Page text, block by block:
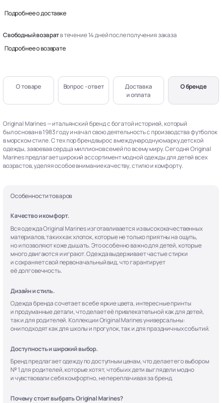
Подробнее о доставке
Свободный возвратв течение 14 дней после получения заказа
Подробнее о возврате
О товаре Вопрос - ответ
Доставка
и оплата
О бренде
Original Marines — итальянский бренд с богатой историей, который
был основан в 1983 году и начал свою деятельность с производства футболок
в морском стиле. С тех пор бренд вырос в международную марку детской
одежды, завоевав сердца миллионов семей по всему миру. Сегодня Original
Marines предлагает широкий ассортимент модной одежды для детей всех
возрастов, уделяя особое внимание качеству, стилю и комфорту.
Особенности товаров
Качество и комфорт.
Вся одежда Original Marines изготавливается из высококачественных
материалов, таких как хлопок, которые не только приятны на ощупь,
но и позволяют коже дышать. Это особенно важно для детей, которые
много двигаются и играют. Одежда выдерживает частые стирки
и сохраняет свой первоначальный вид, что гарантирует
её долговечность.
Дизайн и стиль.
Одежда бренда сочетает в себе яркие цвета, интересные принты
и продуманные детали, что делает её привлекательной как для детей,
так и для родителей. Коллекции Original Marines универсальны:
они подходят как для школы и прогулок, так и для праздничных событий.
Доступность и широкий выбор.
Бренд предлагает одежду по доступным ценам, что делает его выбором
№ 1 для родителей, которые хотят, чтобы их дети выглядели модно
и чувствовали себя комфортно, не переплачивая за бренд.
Почему стоит выбрать Original Marines?